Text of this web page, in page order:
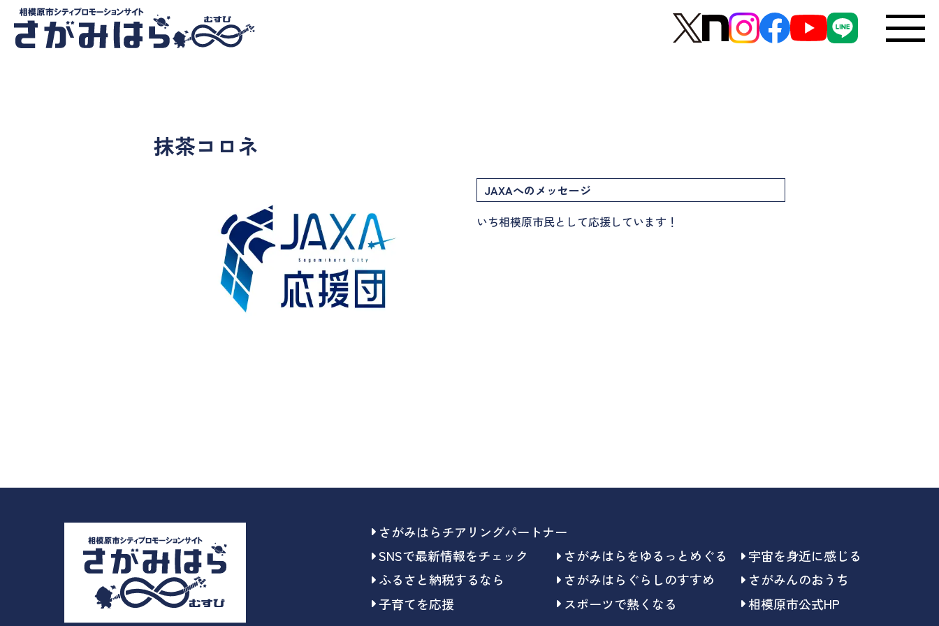
抹茶コロネ
JAXAへのメッセージ
いち相模原市民として応援しています！
さがみはらチアリングパートナー
SNSで最新情報をチェック
さがみはらをゆるっとめぐる
宇宙を身近に感じる
ふるさと納税するなら
さがみはらぐらしのすすめ
さがみんのおうち
子育てを応援
スポーツで熱くなる 相模原市公式HP